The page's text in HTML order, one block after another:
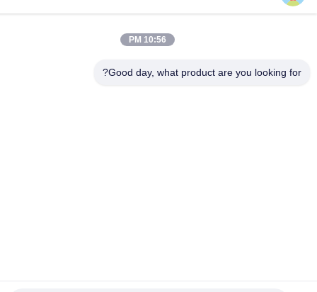
10:56 PM
Good day, what product are you looking